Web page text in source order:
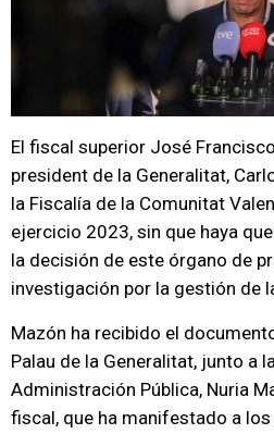
El fiscal superior José
president de la Generalitat,
la Fiscalía de la Comunitat
ejercicio 2023, sin que haya
la decisión de este órgano de
investigación por la gestión de
Mazón ha recibido el
Palau de la Generalitat, junto a
Administración Pública, Nuria
fiscal, que ha manifestado a